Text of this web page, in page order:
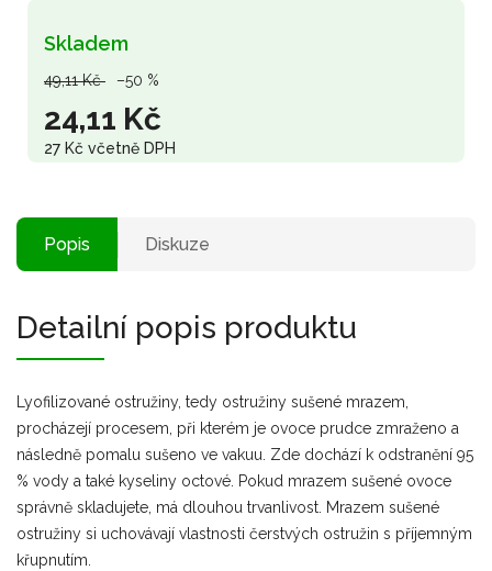
49,11 Kč –50 %
24,11 Kč
27 Kč včetně DPH
Skladem
Popis Diskuze
Detailní popis produktu
Lyofilizované ostružiny, tedy ostružiny sušené mrazem,
procházejí procesem, při kterém je ovoce prudce zmraženo a
následně pomalu sušeno ve vakuu. Zde dochází k odstranění 95
% vody a také kyseliny octové. Pokud mrazem sušené ovoce
správně skladujete, má dlouhou trvanlivost. Mrazem sušené
ostružiny si uchovávají vlastnosti čerstvých ostružin s příjemným
křupnutím.